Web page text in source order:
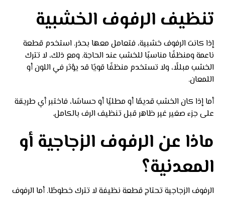
تنظيف الرفوف الخشبية
إذا كانت الرفوف خشبية، فتعامل معها بحذر. استخدم قطعة
ناعمة ومنظفًا مناسبًا للخشب عند الحاجة. ومع ذلك، لا تترك
الخشب مبللًا، ولا تستخدم منظفًا قويًا قد يؤثر في اللون أو
اللمعان.
أما إذا كان الخشب قديمًا أو مطليًا أو حساسًا، فاختبر أي طريقة
على جزء صغير غير ظاهر قبل تنظيف الرف بالكامل.
ماذا عن الرفوف الزجاجية أو
المعدنية؟
الرفوف الزجاجية تحتاج قطعة نظيفة لا تترك خطوطًا. أما الرفوف